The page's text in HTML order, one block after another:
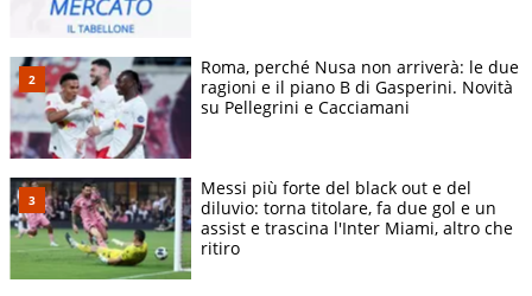
Roma, perché Nusa non arriverà: le due
ragioni e il piano B di Gasperini. Novità
su Pellegrini e Cacciamani
Messi più forte del black out e del
diluvio: torna titolare, fa due gol e un
assist e trascina l'Inter Miami, altro che
ritiro